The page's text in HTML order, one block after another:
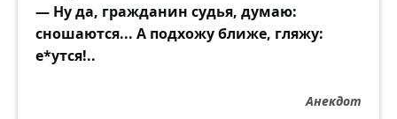
— Ну да, гражданин судья, думаю:
сношаются... А подхожу ближе, гляжу:
е*утся!..
Анекдот